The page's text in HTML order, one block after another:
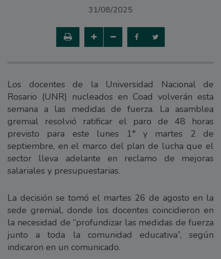
31/08/2025
Los docentes de la Universidad Nacional de
Rosario (UNR) nucleados en Coad volverán esta
semana a las medidas de fuerza. La asamblea
gremial resolvió ratificar el paro de 48 horas
previsto para este lunes 1° y martes 2 de
septiembre, en el marco del plan de lucha que el
sector lleva adelante en reclamo de mejoras
salariales y presupuestarias.
La decisión se tomó el martes 26 de agosto en la
sede gremial, donde los docentes coincidieron en
la necesidad de “profundizar las medidas de fuerza
junto a toda la comunidad educativa”, según
indicaron en un comunicado.